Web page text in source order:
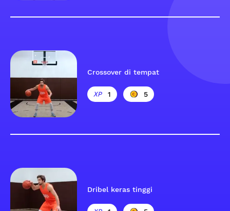
Crossover di tempat
1 5
Dribel keras tinggi